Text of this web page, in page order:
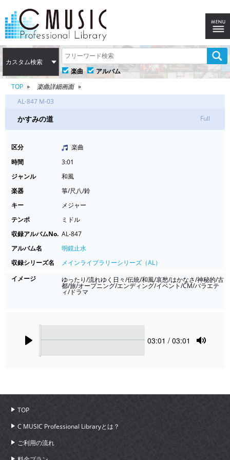
カスタム検索
楽曲
アルバム
TOP
楽曲詳細画面
AL-847 M-03
かすみの道 Full
区分
楽曲
時間
3:01
ジャンル
和風
楽器
箏/尺八/鈴
キー
メジャー
テンポ
ミドル
収録アルバムNo. AL-847
アルバム名
明鏡止水
収録シリーズ名
メインライブラリーシリーズ（AL）
イメージ
ゆったり/流れゆく日々/伝統/和風/哀愁/はかなさ/神秘的/古
都/旅/オープニング/エンディング/イベント/CM/バラエテ
ィ/ドラマ
Current
03:01 / 03:01
TOP
C MUSIC Professional Libraryとは？
ご利用の流れ